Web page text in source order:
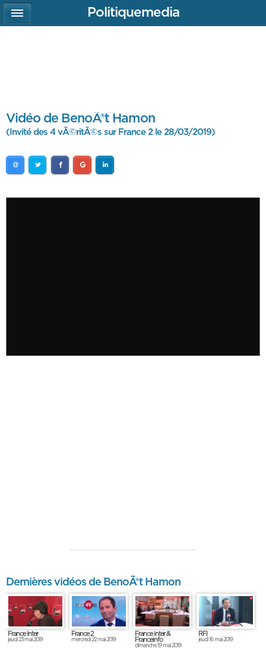
Vidéo de BenoÃ®t Hamon
(Invité des 4 vÃ©ritÃ©s sur France 2 le 28/03/2019)
Dernières vidéos de BenoÃ®t Hamon
France Inter
jeudi 23 mai 2019
France 2
mercredi 22 mai 2019
France inter &
Franceinfo
dimanche 19 mai 2019
RFI
jeudi 16 mai 2019
Politiquemedia